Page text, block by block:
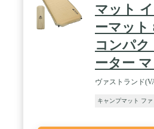
があり複数枚繋げられるので、
ったり、車中泊で並べて使う
ット裏面の滑り止め加工】マ
工を施していますのでコット
でも安定してご使用頂けます
加工】表面生地は撥水性に優
を採用し、濡れタオル等でサ
れを落とせます。 / ✅【車中泊
サイズ！マットを複数連結す
マット
ーマット
コンパク
ーター
ヴァストランド
キャンプマット ファ